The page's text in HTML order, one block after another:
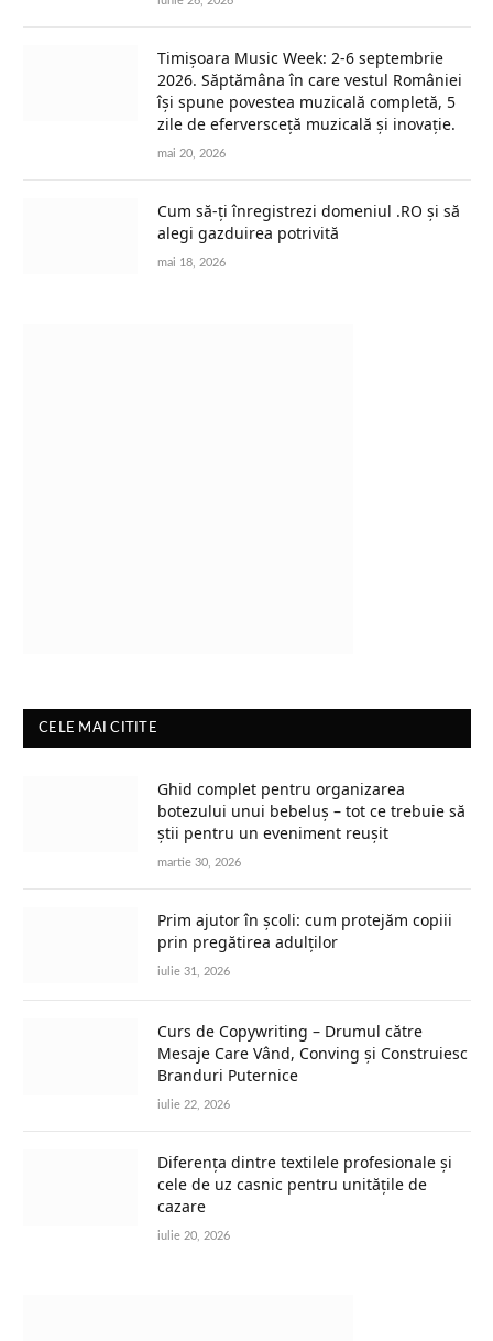
Timișoara Music Week: 2-6 septembrie
2026. Săptămâna în care vestul României
își spune povestea muzicală completă, 5
zile de eferversceță muzicală și inovație.
mai 20, 2026
Cum să-ți înregistrezi domeniul .RO și să
alegi gazduirea potrivită
mai 18, 2026
CELE MAI CITITE
Ghid complet pentru organizarea
botezului unui bebeluș – tot ce trebuie să
știi pentru un eveniment reușit
martie 30, 2026
Prim ajutor în școli: cum protejăm copiii
prin pregătirea adulților
iulie 31, 2026
Curs de Copywriting – Drumul către
Mesaje Care Vând, Conving și Construiesc
Branduri Puternice
iulie 22, 2026
Diferența dintre textilele profesionale și
cele de uz casnic pentru unitățile de
cazare
iulie 20, 2026